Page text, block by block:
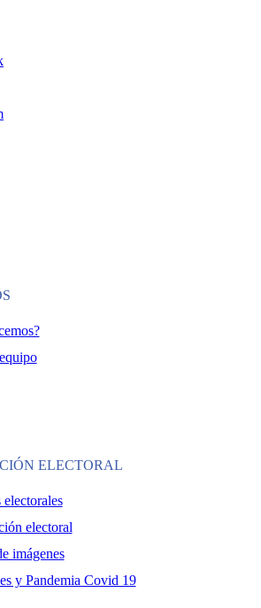
ELECTORAL
electoral
imágenes
y Pandemia Covid 19